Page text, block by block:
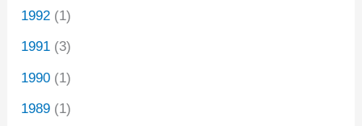
1992 (1)
1991 (3)
1990 (1)
1989 (1)